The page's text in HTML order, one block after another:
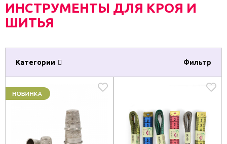
ИНСТРУМЕНТЫ ДЛЯ КРОЯ И
ШИТЬЯ
Категории Фильтр